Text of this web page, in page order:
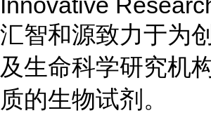
汇智和源致力于为
及生命科学研究机
质的生物试剂。